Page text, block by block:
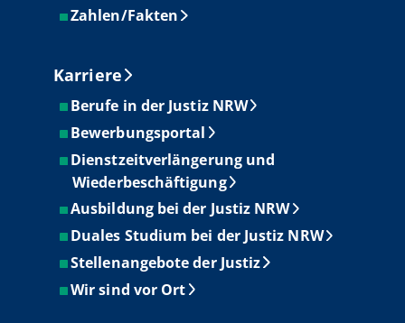
Zahlen/Fakten
Karriere
Berufe in der Justiz NRW
Bewerbungsportal
Dienstzeitverlängerung und
Wiederbeschäftigung
Ausbildung bei der Justiz NRW
Duales Studium bei der Justiz NRW
Stellenangebote der Justiz
Wir sind vor Ort